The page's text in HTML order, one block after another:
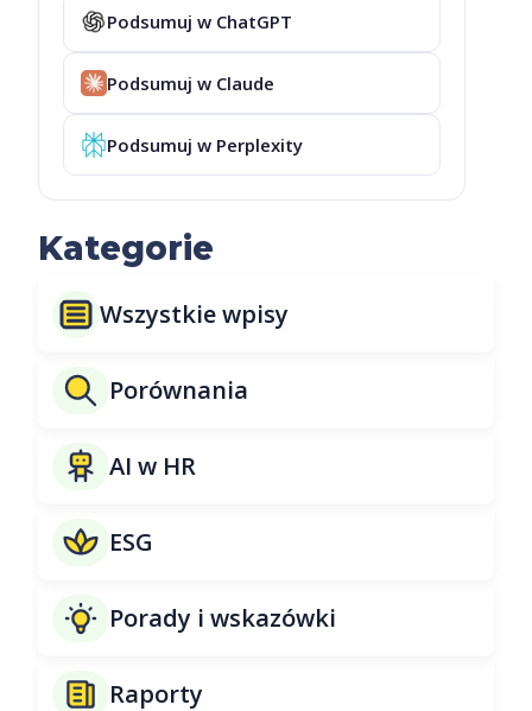
Podsumuj w ChatGPT
Podsumuj w Claude
Podsumuj w Perplexity
Kategorie
Wszystkie wpisy
Porównania
AI w HR
ESG
Porady i wskazówki
Raporty